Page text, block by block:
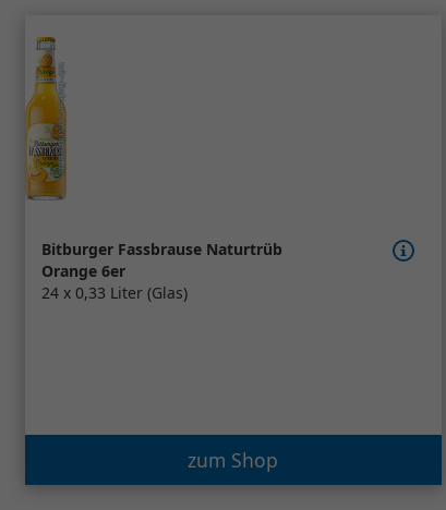
Bitburger Fassbrause Naturtrüb
Orange 6er
24 x 0,33 Liter (Glas)
zum Shop